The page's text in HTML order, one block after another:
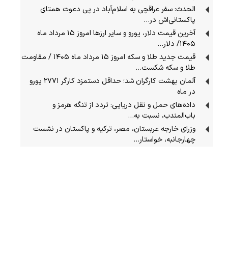
الحدث: سفر عراقچی به اسلام‌آباد در پی دعوت همتای
پاکستانی‌اش در…
آخرین قیمت دلار، یورو و سایر ارزها امروز ۱۵ مرداد ماه
۱۴۰۵/ دلار…
قیمت جدید طلا و سکه امروز ۱۵ مرداد ماه ۱۴۰۵ / مقاومت
طلا و سکه شکست…
آلمان بهشت کارگران شد؛ حداقل دستمزد کارگر ۲۷۷۱ یورو
در ماه
داده‌های حمل‌ و نقل دریایی: تردد از تنگه‌ هرمز و
باب‌المندب، نسبت به…
وزرای خارجه عربستان، مصر، ترکیه و پاکستان در نشست
چهارجانبه، خواستار…